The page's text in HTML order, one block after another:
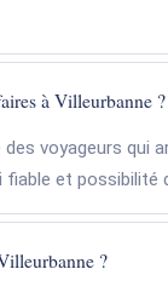
à Villeurbanne ?
voyageurs
fiable et
?